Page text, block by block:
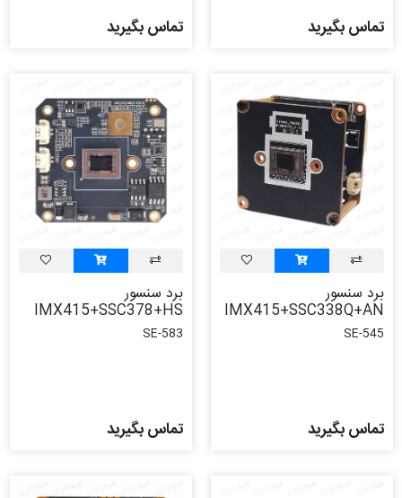
تماس بگیرید تماس بگیرید
برد سنسور
IMX415+SSC338Q+AN
SE-545
تماس بگیرید
برد سنسور
IMX415+SSC378+HS
SE-583
تماس بگیرید